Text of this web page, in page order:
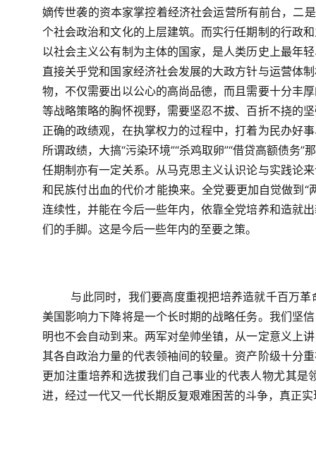
嫡传世袭的资本家掌控着经济社会运营所有前台，二
个社会政治和文化的上层建筑。而实行任期制的行政
以社会主义公有制为主体的国家，是人类历史上最年
直接关乎党和国家经济社会发展的大政方针与运营体
物，不仅需要出以公心的高尚品德，而且需要十分丰
等战略策略的胸怀视野，需要坚忍不拔、百折不挠的
正确的政绩观，在执掌权力的过程中，打着为民办好
所谓政绩，大搞“污染环境”“杀鸡取卵”“借贷高额债务
任期制亦有一定关系。从马克思主义认识论与实践论
和民族付出血的代价才能换来。全党要更加自觉做到
连续性，并能在今后一些年内，依靠全党培养和造就
们的手脚。这是今后一些年内的至要之策。
与此同时，我们要高度重视把培养造就千百万
美国影响力下降将是一个长时期的战略任务。我们坚
明也不会自动到来。两军对垒帅坐镇，从一定意义上
其各自政治力量的代表领袖间的较量。资产阶级十分
更加注重培养和选拔我们自己事业的代表人物尤其
进，经过一代又一代长期反复艰难困苦的斗争，真正